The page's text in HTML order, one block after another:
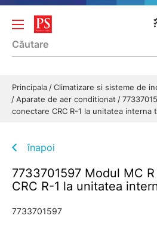
Principala Climatizare si sisteme de
Aparate de aer conditionat
conectare CRC R-1 la unitatea interna
înapoi
7733701597 Modul MC
CRC R-1 la unitatea
7733701597